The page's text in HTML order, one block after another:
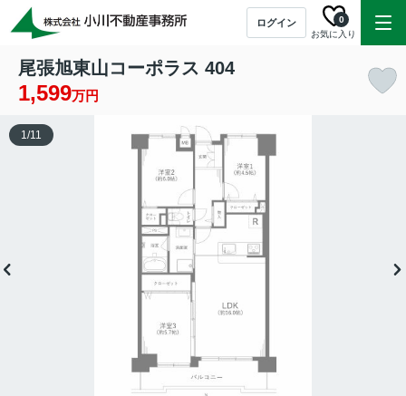
ログイン
お気に入り
0
尾張旭東山コーポラス 404
1,599万円
1/11